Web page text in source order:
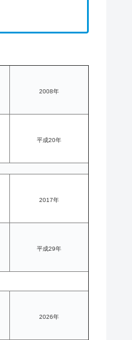
2008年
平成20年
2017年
平成29年
2026年